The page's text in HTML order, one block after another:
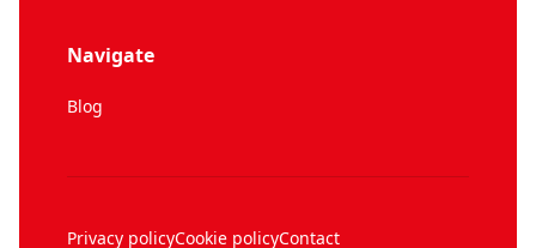
Navigate
Blog
Privacy policyCookie policyContact